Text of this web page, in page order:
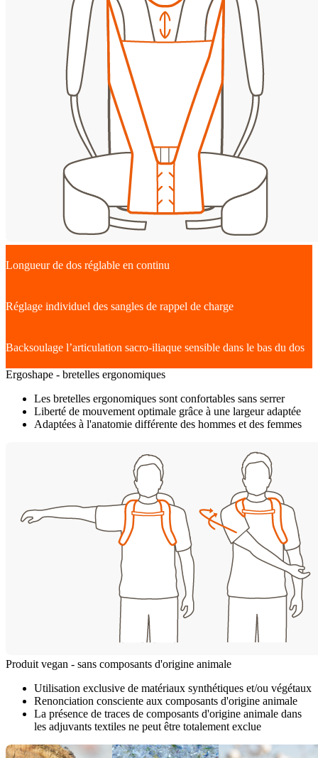
Longueur de dos réglable en continu
Réglage individuel des sangles de rappel de charge
Backsoulage l’articulation sacro-iliaque sensible dans le bas du dos
Ergoshape - bretelles ergonomiques
Les bretelles ergonomiques sont confortables sans serrer
Liberté de mouvement optimale grâce à une largeur adaptée
Adaptées à l'anatomie différente des hommes et des femmes
Produit vegan - sans composants d'origine animale
Utilisation exclusive de matériaux synthétiques et/ou végétaux
Renonciation consciente aux composants d'origine animale
La présence de traces de composants d'origine animale dans
les adjuvants textiles ne peut être totalement exclue